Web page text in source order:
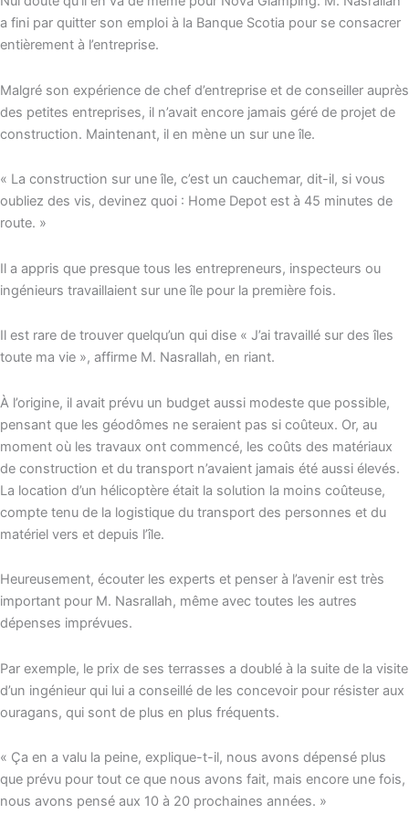
a fini par quitter son emploi à la Banque Scotia pour se consacrer
entièrement à l’entreprise.
Malgré son expérience de chef d’entreprise et de conseiller auprès
des petites entreprises, il n’avait encore jamais géré de projet de
construction. Maintenant, il en mène un sur une île.
« La construction sur une île, c’est un cauchemar, dit-il, si vous
oubliez des vis, devinez quoi : Home Depot est à 45 minutes de
route. »
Il a appris que presque tous les entrepreneurs, inspecteurs ou
ingénieurs travaillaient sur une île pour la première fois.
Il est rare de trouver quelqu’un qui dise « J’ai travaillé sur des îles
toute ma vie », affirme M. Nasrallah, en riant.
À l’origine, il avait prévu un budget aussi modeste que possible,
pensant que les géodômes ne seraient pas si coûteux. Or, au
moment où les travaux ont commencé, les coûts des matériaux
de construction et du transport n’avaient jamais été aussi élevés.
La location d’un hélicoptère était la solution la moins coûteuse,
compte tenu de la logistique du transport des personnes et du
matériel vers et depuis l’île.
Heureusement, écouter les experts et penser à l’avenir est très
important pour M. Nasrallah, même avec toutes les autres
dépenses imprévues.
Par exemple, le prix de ses terrasses a doublé à la suite de la visite
d’un ingénieur qui lui a conseillé de les concevoir pour résister aux
ouragans, qui sont de plus en plus fréquents.
« Ça en a valu la peine, explique-t-il, nous avons dépensé plus
que prévu pour tout ce que nous avons fait, mais encore une fois,
nous avons pensé aux 10 à 20 prochaines années. »